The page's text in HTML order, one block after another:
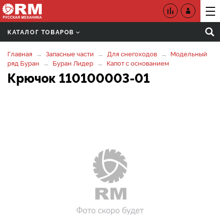
КАТАЛОГ ТОВАРОВ
Главная Запасные части Для снегоходов
Модельный
ряд Буран
Буран Лидер Капот с основанием
Крючок 110100003-01